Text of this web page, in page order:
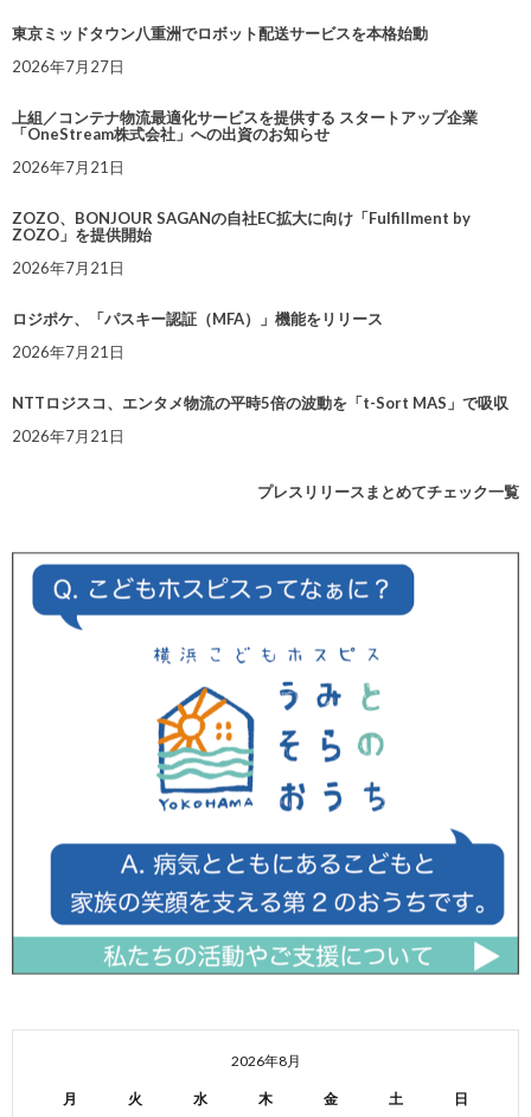
東京ミッドタウン八重洲でロボット配送サービスを本格始動
2026年7月27日
上組／コンテナ物流最適化サービスを提供する スタートアップ企業
「OneStream株式会社」への出資のお知らせ
2026年7月21日
ZOZO、BONJOUR SAGANの自社EC拡大に向け「Fulfillment by
ZOZO」を提供開始
2026年7月21日
ロジポケ、「パスキー認証（MFA）」機能をリリース
2026年7月21日
NTTロジスコ、エンタメ物流の平時5倍の波動を「t-Sort MAS」で吸収
2026年7月21日
プレスリリースまとめてチェック一覧
2026年8月
月 火 水 木 金 土 日